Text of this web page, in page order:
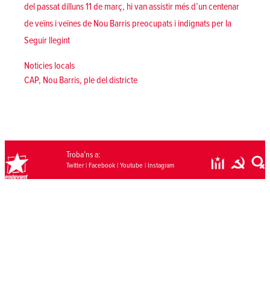
del passat dilluns 11 de març, hi van assistir més d’un centenar
de veïns i veïnes de Nou Barris preocupats i indignats per la
Seguir llegint«Valoració de la CUP de Nou Barris de la passada
Posted in
Noticies locals
Tags:
CAP, Nou Barris, ple del districte
Troba’ns a:
Twitter| Facebook| Youtube| Instagram